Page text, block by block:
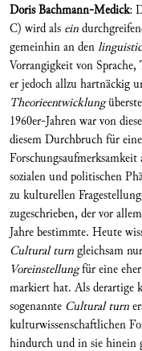
Doris Bachmann-Medick:
C) wird als ein
gemeinhin an den
Vorrangigkeit von
er jedoch allzu hartnäckig
Theorieentwicklung
1960er-Jahren war von
diesem Durchbruch für
sozialen und politischen
zu kulturellen
zugeschrieben, der vor
Jahre bestimmte. Heute
Cultural turngleichsam
Voreinstellungfüreine eher
markiert hat. Als derartige
sogenannte Cultural turn
kulturwissenschaftlichen
hindurch und in sie hinein